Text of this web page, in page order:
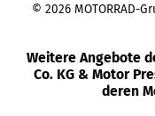
© 2026 MOTORRAD-
Weitere Angebote
Co. KG & Motor
deren